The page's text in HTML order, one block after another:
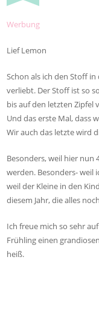
Werbung
Lief Lemon
Schon als ich den Stoff
verliebt. Der Stoff ist so
bis auf den letzten Zipfel
Und das erste Mal, dass
Wir auch das letzte wird
Besonders, weil hier nun
werden. Besonders- weil
weil der Kleine in den
diesem Jahr, die alles
Ich freue mich so sehr
Frühling einen
heiß.